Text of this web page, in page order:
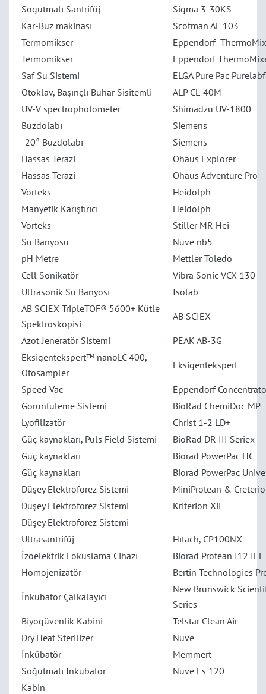
Sogutmalı Santrifüj
Sigma 3-30KS
Kar-Buz makinası
Scotman AF 103
Termomikser
Eppendorf
Termomikser
Eppendorf
Saf Su Sistemi
ELGA Pure Pac
Otoklav, Başınçlı Buhar Sisitemli
ALP CL-40M
UV-V spectrophotometer
Shimadzu UV-1800
Buzdolabı
Siemens
-20° Buzdolabı
Siemens
Hassas Terazi
Ohaus Explorer
Hassas Terazi
Ohaus Adventure Pro
Vorteks
Heidolph
Manyetik Karıştırıcı
Heidolph
Vorteks
Stiller MR Hei
Su Banyosu
Nüve nb5
pH Metre
Mettler Toledo
Cell Sonikatör
Vibra Sonic VCX 130
Ultrasonik Su Banyosı
Isolab
AB SCIEX TripleTOF® 5600+ Kütle
Spektroskopisi
AB SCIEX
Azot Jeneratör Sistemi
PEAK AB-3G
Eksigentekspert™ nanoLC 400,
Otosampler
Eksigentekspert
Speed Vac
Eppendorf
Görüntüleme Sistemi
BioRad ChemiDoc MP
Lyofilizatör
Christ 1-2 LD+
Güç kaynakları, Puls Field Sistemi
BioRad DR III Seriex
Güç kaynakları
Biorad PowerPac HC
Güç kaynakları
Biorad PowerPac
Düşey Elektroforez Sistemi
MiniProtean &
Düşey Elektroforez Sistemi
Kriterion Xii
Düşey Elektroforez Sistemi
Ultrasantrifüj
Hıtach, CP100NX
İzoelektrik Fokuslama Cihazı
Biorad Protean I12 IEF
Homojenizatör
Bertin Technologies
İnkübatör Çalkalayıcı
New Brunswick
Series
Biyogüvenlik Kabini
Telstar Clean Air
Dry Heat Sterilizer
Nüve
İnkübatör
Memmert
Soğutmalı Inkübatör
Nüve Es 120
Kabin